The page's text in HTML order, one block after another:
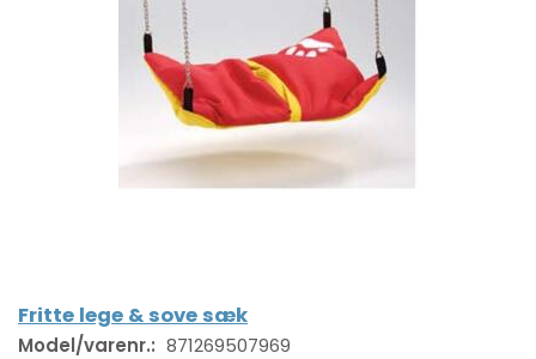
Fritte lege & sove sæk
Model/varenr.: 871269507969